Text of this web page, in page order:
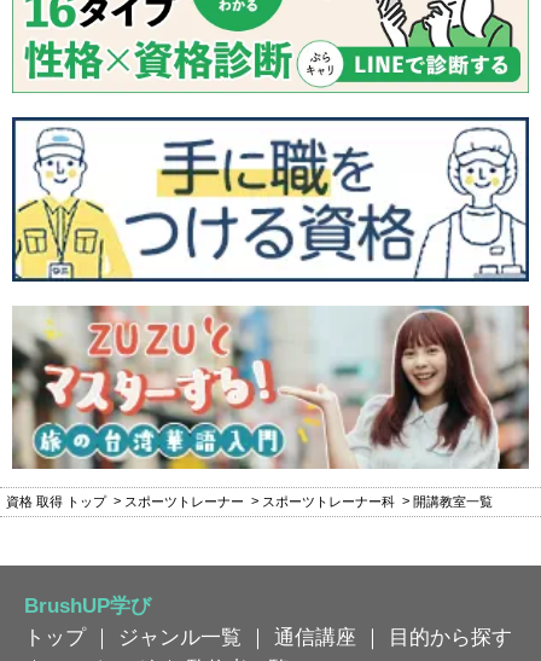
資格 取得 トップ スポーツトレーナー スポーツトレーナー科 開講教室一覧
BrushUP学び
トップ｜ ジャンル一覧 ｜ 通信講座 ｜
目的から探す